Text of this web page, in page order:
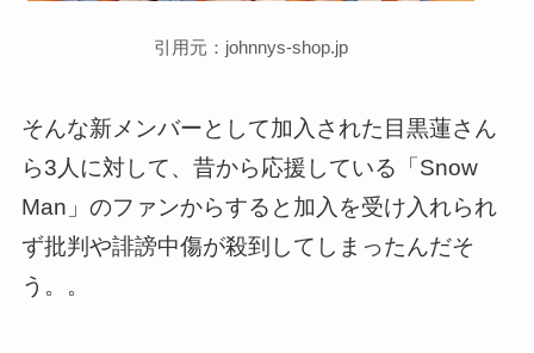
引用元：johnnys-shop.jp
そんな新メンバーとして加入された目黒蓮さん
ら3人に対して、昔から応援している「Snow
Man」のファンからすると加入を受け入れられ
ず批判や誹謗中傷が殺到してしまったんだそ
う。。